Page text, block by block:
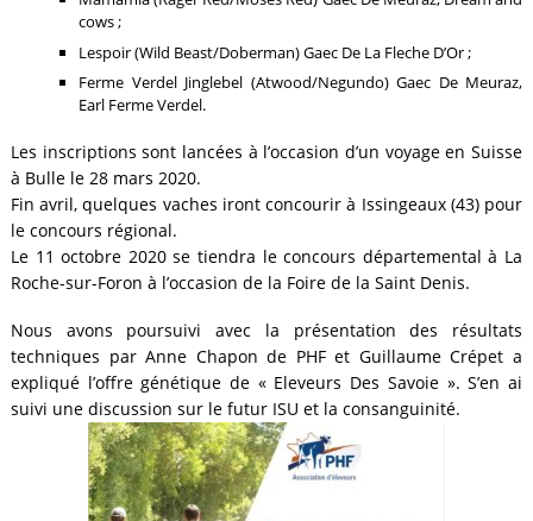
cows ;
Lespoir (Wild Beast/Doberman) Gaec De La Fleche D’Or ;
Ferme Verdel Jinglebel (Atwood/Negundo) Gaec De Meuraz,
Earl Ferme Verdel.
Les inscriptions sont lancées à l’occasion d’un voyage en Suisse
à Bulle le 28 mars 2020.
Fin avril, quelques vaches iront concourir à Issingeaux (43) pour
le concours régional.
Le 11 octobre 2020 se tiendra le concours départemental à La
Roche-sur-Foron à l’occasion de la Foire de la Saint Denis.
Nous avons poursuivi avec la présentation des résultats
techniques par Anne Chapon de PHF et Guillaume Crépet a
expliqué l’offre génétique de « Eleveurs Des Savoie ». S’en ai
suivi une discussion sur le futur ISU et la consanguinité.